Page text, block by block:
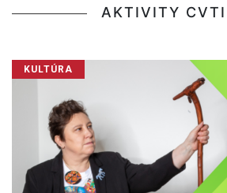
AKTIVITY CVTI
KULTÚRA